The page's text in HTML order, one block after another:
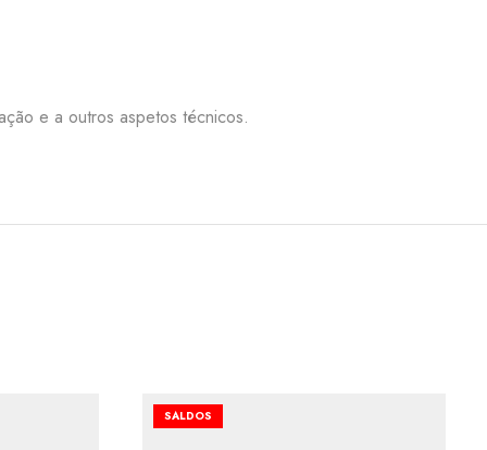
e a outros aspetos técnicos.
SALDOS